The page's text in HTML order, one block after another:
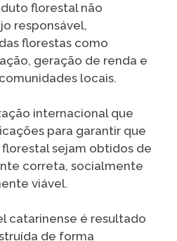
florestal não
responsável,
florestas como
geração de renda e
locais.
internacional que
para garantir que
sejam obtidos de
correta, socialmente
viável.
catarinense é resultado
de forma